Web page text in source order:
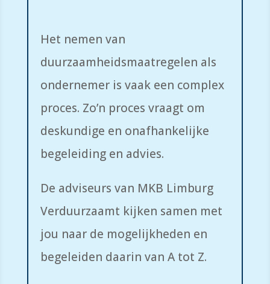
Het nemen van
duurzaamheidsmaatregelen als
ondernemer is vaak een complex
proces. Zo’n proces vraagt om
deskundige en onafhankelijke
begeleiding en advies.
De adviseurs van MKB Limburg
Verduurzaamt kijken samen met
jou naar de mogelijkheden en
begeleiden daarin van A tot Z.